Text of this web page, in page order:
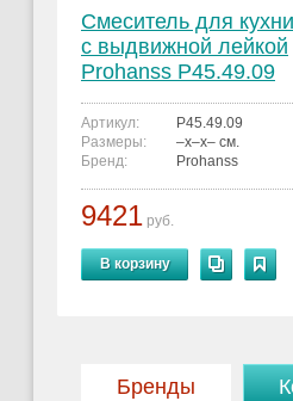
Смеситель для кухни
с выдвижной лейкой
Prohanss P45.49.09
Артикул:
P45.49.09
Размеры:
–x–x– см.
Бренд:
Prohanss
9421 руб.
В корзину
Бренды